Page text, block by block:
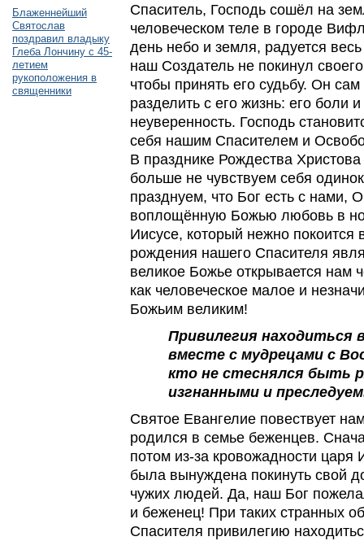
Блаженнейший
Святослав
поздравил владыку
Глеба Лончину с 45-
летием
рукоположения в
священники
Спаситель, Господь сошёл на
человеческом теле в городе
день небо и земля, радуется
наш Создатель не покинул
чтобы принять его судьбу. Он
разделить с его жизнь: его боли
неуверенность. Господь
себя нашим Спасителем и
В празднике Рождества
больше не чувствуем себя
празднуем, что Бог есть с нами,
воплощённую Божью любовь в
Иисусе, который нежно покоится
рождения нашего Спасителя
великое Божье открывается нам
как человеческое малое и
Божьим великим!
Привилегия находиться
вместе с мудрецами с
кто не стеснялся быть
изгнанными и
Святое Евангелие повествует
родился в семье беженцев.
потом из-за кровожадности
была вынуждена покинуть свой
чужих людей. Да, наш Бог
и беженец! При таких странных
Спасителя привилегию